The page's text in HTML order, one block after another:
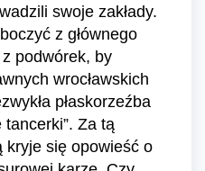
swoje zakłady.
z głównego
podwórek, by
wrocławskich
płaskorzeźba
tancerki”. Za tą
kryje się opowieść o